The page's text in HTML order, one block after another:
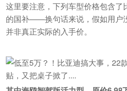
这里要注意，下列车型价格包含了
的国补——换句话来说，假如用户
并非真正实际的入手价。